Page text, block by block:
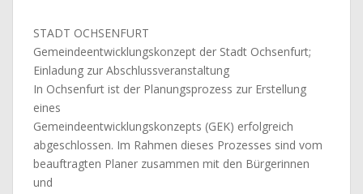
STADT OCHSENFURT
Gemeindeentwicklungskonzept der Stadt Ochsenfurt;
Einladung zur Abschlussveranstaltung
In Ochsenfurt ist der Planungsprozess zur Erstellung
eines
Gemeindeentwicklungskonzepts (GEK) erfolgreich
abgeschlossen. Im Rahmen dieses Prozesses sind vom
beauftragten Planer zusammen mit den Bürgerinnen
und